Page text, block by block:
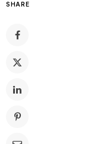
SHARE